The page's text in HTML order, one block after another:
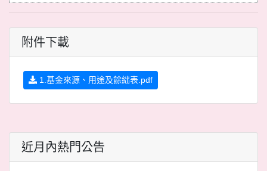
附件下載
1.基金來源、用途及餘絀表.pdf
近月內熱門公告